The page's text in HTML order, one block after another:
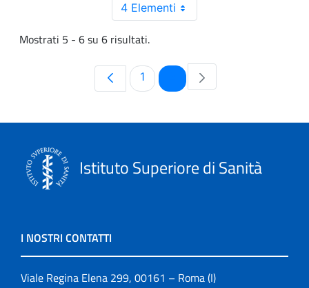
4 Elementi
Mostrati 5 - 6 su 6 risultati.
Pagina
1 Pagina
Istituto Superiore di Sanità
I NOSTRI CONTATTI
Viale Regina Elena 299, 00161 – Roma (I)